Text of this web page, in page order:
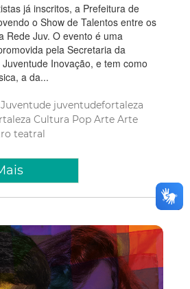
já inscritos, a Prefeitura de
o Show de Talentos entre os
Rede Juv. O evento é uma
pela Secretaria da
Inovação, e tem como
a da...
Juventude juventudefortaleza
Cultura Pop Arte Arte
teatral